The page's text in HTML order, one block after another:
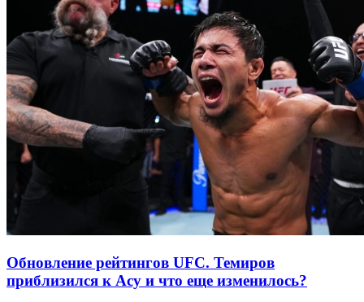
Обновление рейтингов UFC. Темиров
приблизился к Асу и что еще изменилось?